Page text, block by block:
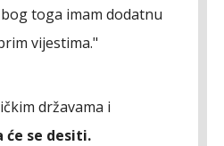
toga imam dodatnu
vijestima."
državama i
će se desiti.